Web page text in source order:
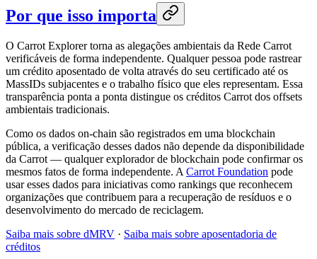
Por que isso importa
O Carrot Explorer torna as alegações ambientais da Rede Carrot
verificáveis de forma independente. Qualquer pessoa pode rastrear
um crédito aposentado de volta através do seu certificado até os
MassIDs subjacentes e o trabalho físico que eles representam. Essa
transparência ponta a ponta distingue os créditos Carrot dos offsets
ambientais tradicionais.
Como os dados on-chain são registrados em uma blockchain
pública, a verificação desses dados não depende da disponibilidade
da Carrot — qualquer explorador de blockchain pode confirmar os
mesmos fatos de forma independente. A Carrot Foundation pode
usar esses dados para iniciativas como rankings que reconhecem
organizações que contribuem para a recuperação de resíduos e o
desenvolvimento do mercado de reciclagem.
Saiba mais sobre dMRV · Saiba mais sobre aposentadoria de
créditos